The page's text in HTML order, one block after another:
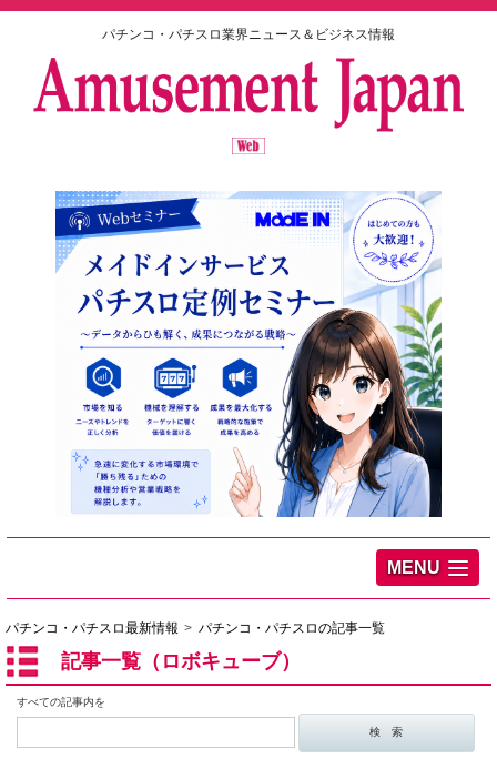
パチンコ・パチスロ業界ニュース＆ビジネス情報
MENU
パチンコ・パチスロ最新情報 パチンコ・パチスロの記事一覧
記事一覧（ロボキューブ）
すべての記事内を